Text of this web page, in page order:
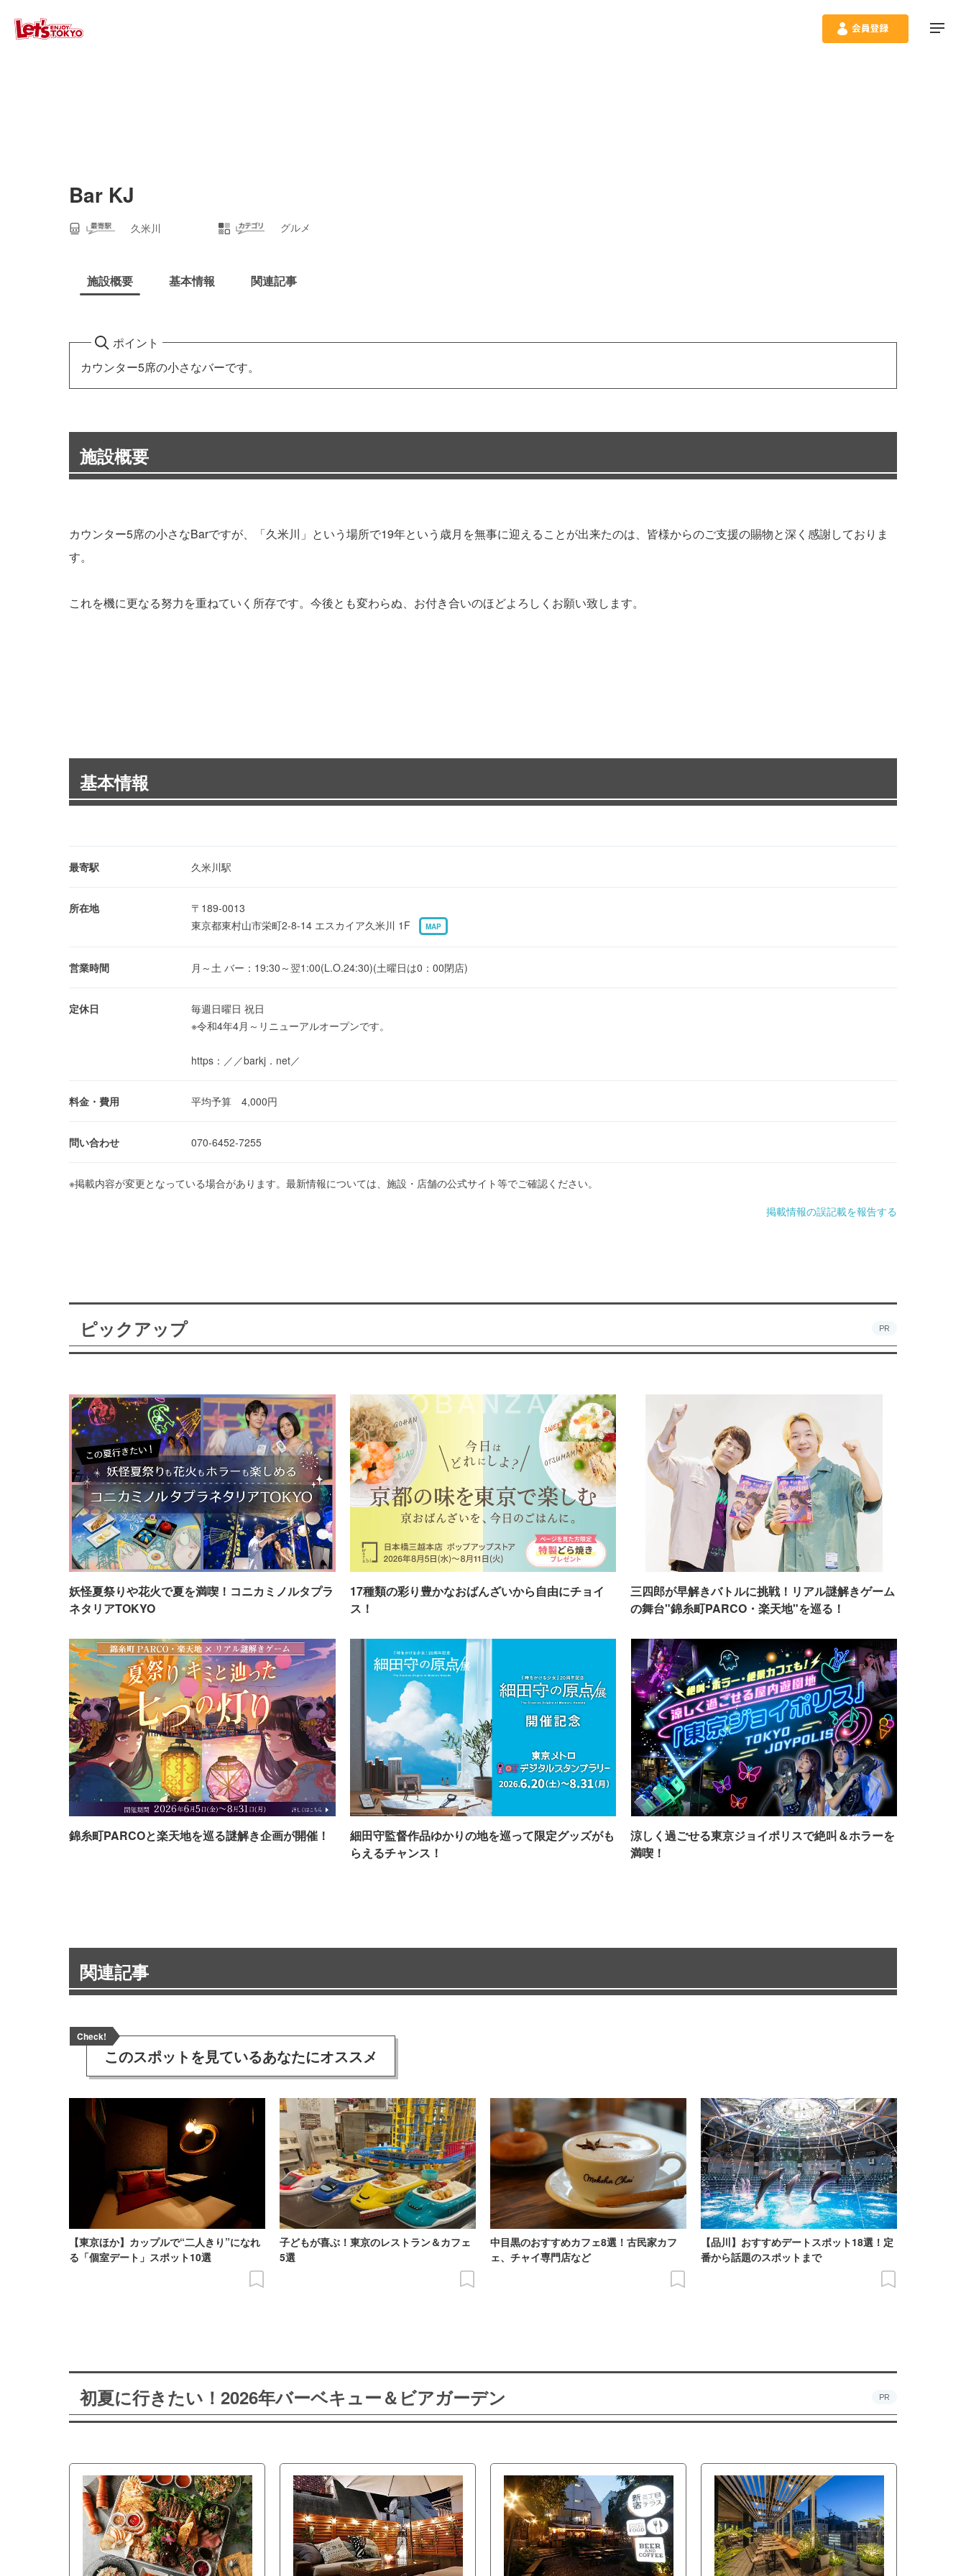
Bar KJ
久米川 グルメ
施設概要 基本情報 関連記事
ポイント
カウンター5席の小さなバーです。
施設概要
カウンター5席の小さなBarですが、「久米川」という場所で19年という歳月を無事に迎えることが出来たのは、皆様からのご支援の賜物と深く感謝しておりま
す。
これを機に更なる努力を重ねていく所存です。今後とも変わらぬ、お付き合いのほどよろしくお願い致します。
基本情報
最寄駅 久米川駅
所在地
〒189-0013
東京都東村山市栄町2-8-14 エスカイア久米川 1F
MAP
営業時間 月～土 バー：19:30～翌1:00(L.O.24:30)(土曜日は0：00閉店)
定休日
毎週日曜日 祝日
※令和4年4月～リニューアルオープンです。
https：／／barkj．net／
料金・費用 平均予算 4,000円
問い合わせ 070-6452-7255
※掲載内容が変更となっている場合があります。最新情報については、施設・店舗の公式サイト等でご確認ください。
掲載情報の誤記載を報告する
ピックアップ PR
妖怪夏祭りや花火で夏を満喫！コニカミノルタプラ
ネタリアTOKYO
17種類の彩り豊かなおばんざいから自由にチョイ
ス！
三四郎が早解きバトルに挑戦！リアル謎解きゲーム
の舞台"錦糸町PARCO・楽天地"を巡る！
錦糸町PARCOと楽天地を巡る謎解き企画が開催！
細田守監督作品ゆかりの地を巡って限定グッズがも
らえるチャンス！
涼しく過ごせる東京ジョイポリスで絶叫＆ホラーを
満喫！
関連記事
Check!
このスポットを見ているあなたにオススメ
【東京ほか】カップルで“二人きり”になれ
る「個室デート」スポット10選
子どもが喜ぶ！東京のレストラン＆カフェ
5選
中目黒のおすすめカフェ8選！古民家カフ
ェ、チャイ専門店など
【品川】おすすめデートスポット18選！定
番から話題のスポットまで
初夏に行きたい！2026年バーベキュー＆ビアガーデン PR